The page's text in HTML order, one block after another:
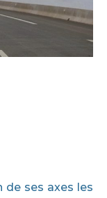
de ses axes les